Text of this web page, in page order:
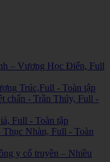
– Vương Học Điển, Full
Trúc,Full - Toàn tập
chẩn - Trần Thúy, Full -
Full - Toàn tập
Nhàn, Full - Toàn
y cổ truyền – Nhiều